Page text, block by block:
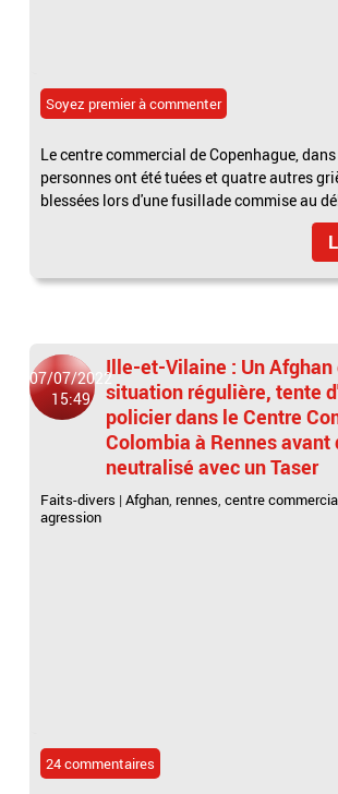
Soyez premier à commenter
Le centre commercial de Copenhague,
personnes ont été tuées et quatre autres
blessées lors d'une fusillade commise au
07/07/2022
15:49
Ille-et-Vilaine : Un Afghan
situation régulière, tente
policier dans le Centre
Colombia à Rennes avant
neutralisé avec un Taser
Faits-divers |Afghan rennes ,centre
agression
24 commentaires